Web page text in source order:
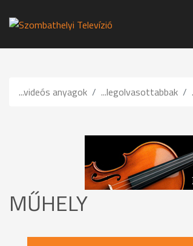
...videós anyagok ...legolvasottabbak
MŰHELY